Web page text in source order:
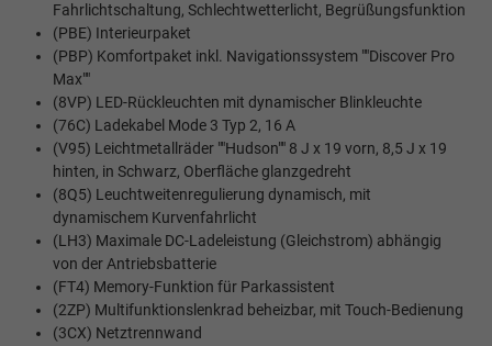
Fahrlichtschaltung, Schlechtwetterlicht, Begrüßungsfunktion
(PBE) Interieurpaket
(PBP) Komfortpaket inkl. Navigationssystem ""Discover Pro
Max""
(8VP) LED-Rückleuchten mit dynamischer Blinkleuchte
(76C) Ladekabel Mode 3 Typ 2, 16 A
(V95) Leichtmetallräder ""Hudson"" 8 J x 19 vorn, 8,5 J x 19
hinten, in Schwarz, Oberfläche glanzgedreht
(8Q5) Leuchtweitenregulierung dynamisch, mit
dynamischem Kurvenfahrlicht
(LH3) Maximale DC-Ladeleistung (Gleichstrom) abhängig
von der Antriebsbatterie
(FT4) Memory-Funktion für Parkassistent
(2ZP) Multifunktionslenkrad beheizbar, mit Touch-Bedienung
(3CX) Netztrennwand